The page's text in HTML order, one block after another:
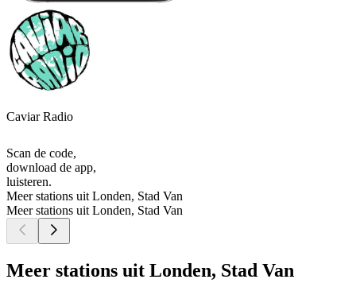
Caviar Radio
Scan de code,
download de app,
luisteren.
Meer stations uit Londen, Stad Van
Meer stations uit Londen, Stad Van
Meer stations uit Londen, Stad Van